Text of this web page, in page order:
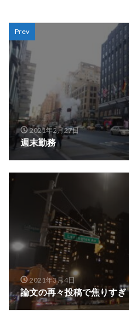
Prev
2021年2月27日
週末勤務
2021年3月4日
論文の再々投稿で焦りすぎ